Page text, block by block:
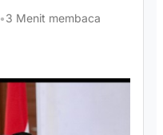
•3 Menit membaca